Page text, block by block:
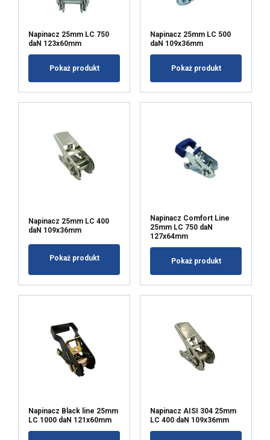
Napinacz 25mm LC 750
daN 123x60mm
Pokaż produkt
Napinacz 25mm LC 500
daN 109x36mm
Pokaż produkt
Napinacz 25mm LC 400
daN 109x36mm
Pokaż produkt
Napinacz Comfort Line
25mm LC 750 daN
127x64mm
Pokaż produkt
Napinacz Black line 25mm
LC 1000 daN 121x60mm
Napinacz AISI 304 25mm
LC 400 daN 109x36mm
i analitycznym, którzy mogą łączyć je z
przekazałeś lub które zebrali w wyniku
Polityka prywatności
Niezbędne Wydajność
Targetowanie Funkcjonalność
AKCEPTUJ WSZYSTKIE
ODRZUĆ WSZYSTKIE